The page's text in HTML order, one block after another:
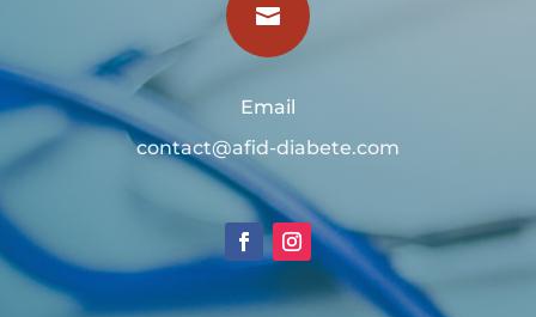

Email
contact@afid-diabete.com